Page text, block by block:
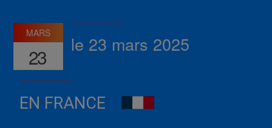
MARS
23
le 23 mars 2025
EN FRANCE